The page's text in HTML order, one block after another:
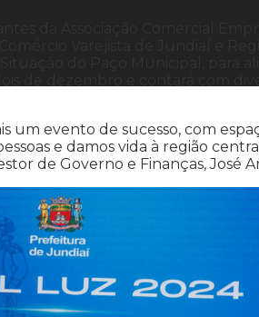
um evento de sucesso, com
e damos vida à região
de Governo e Finanças, José